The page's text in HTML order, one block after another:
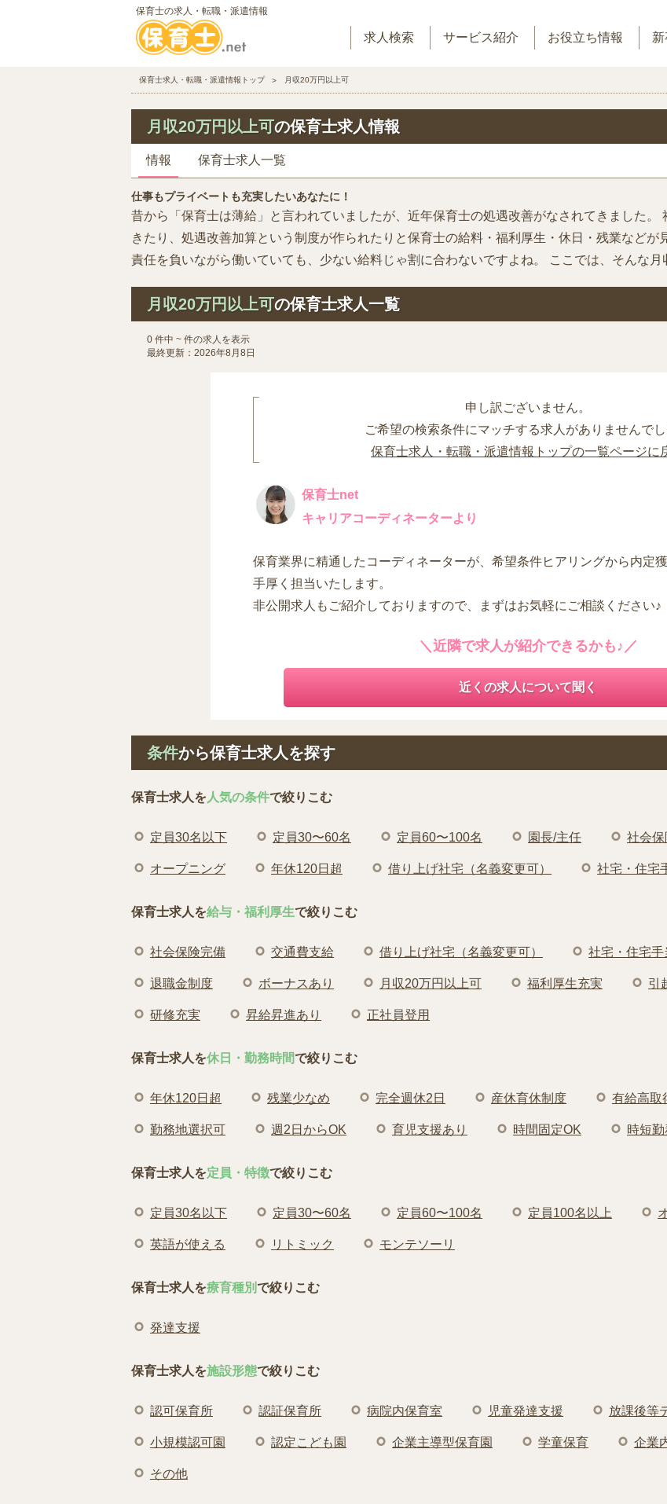
保育士の求人・転職・派遣情報
求人検索 サービス紹介 お役立ち情報
保育士求人・転職・派遣情報トップ 月収20万円以上可
月収20万円以上可の保育士求人情報
情報 保育士求人一覧
仕事もプライベートも充実したいあなたに！
昔から「保育士は薄給」と言われていましたが、近年保育士の処遇改善がなされてきました。
きたり、処遇改善加算という制度が作られたりと保育士の給料・福利厚生・休日・残業などが
責任を負いながら働いていても、少ない給料じゃ割に合わないですよね。 ここでは、そんな月
月収20万円以上可の保育士求人一覧
0 件中 ~ 件の求人を表示
最終更新：2026年8月8日
申し訳ございません。
ご希望の検索条件にマッチする求人がありませんでし
保育士求人・転職・派遣情報トップの一覧ページに
保育士net
キャリアコーディネーターより
保育業界に精通したコーディネーターが、希望条件ヒアリングから内定
手厚く担当いたします。
非公開求人もご紹介しておりますので、まずはお気軽にご相談ください♪
＼近隣で求人が紹介できるかも♪／
近くの求人について聞く
条件から保育士求人を探す
保育士求人を 人気の条件で絞りこむ
定員30名以下 定員30〜60名 定員60〜100名 園長/主任 社会
オープニング 年休120日超 借り上げ社宅（名義変更可） 社宅・住宅
保育士求人を給与・福利厚生で絞りこむ
社会保険完備 交通費支給 借り上げ社宅（名義変更可） 社宅・住宅手
退職金制度 ボーナスあり 月収20万円以上可 福利厚生充実 引
研修充実 昇給昇進あり 正社員登用
保育士求人を休日・勤務時間で絞りこむ
年休120日超 残業少なめ 完全週休2日 産休育休制度 有給高取
勤務地選択可 週2日からOK 育児支援あり 時間固定OK 時短
保育士求人を定員・特徴で絞りこむ
定員30名以下 定員30〜60名 定員60〜100名 定員100名以上
英語が使える リトミック モンテソーリ
保育士求人を療育種別で絞りこむ
発達支援
保育士求人を施設形態で絞りこむ
認可保育所 認証保育所 病院内保育室 児童発達支援 放課後等
小規模認可園 認定こども園 企業主導型保育園 学童保育 企業
その他